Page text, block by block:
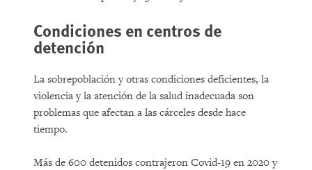
Condiciones en centros de
detención
La sobrepoblación y otras condiciones deficientes, la
violencia y la atención de la salud inadecuada son
problemas que afectan a las cárceles desde hace
tiempo.
Más de 600 detenidos contrajeron Covid-19 en 2020 y